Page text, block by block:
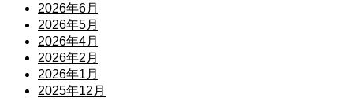
2026年6月
2026年5月
2026年4月
2026年2月
2026年1月
2025年12月